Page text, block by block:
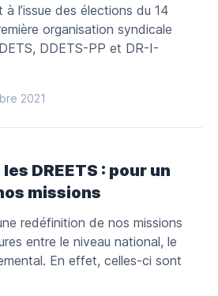
l’issue des élections du 14
organisation syndicale
DDETS-PP et DR-I-
2021
DREETS : pour un
missions
redéfinition de nos missions
entre le niveau national, le
En effet, celles-ci sont